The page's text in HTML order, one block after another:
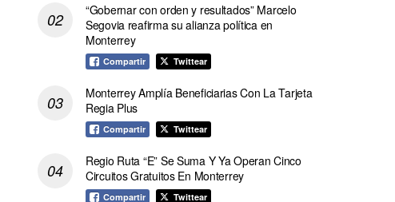
“Gobernar con orden y resultados” Marcelo
Segovia reafirma su alianza política en
Monterrey
Compartir Twittear
Monterrey Amplía Beneficiarias Con La Tarjeta
Regia Plus
Compartir Twittear
Regio Ruta “E” Se Suma Y Ya Operan Cinco
Circuitos Gratuitos En Monterrey
Compartir Twittear